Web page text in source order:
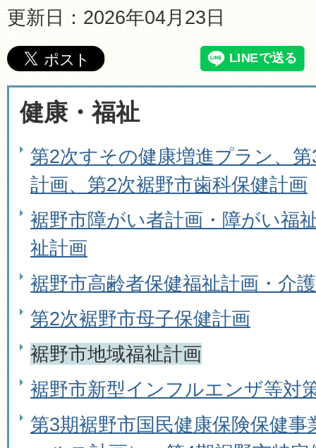
更新日：2026年04月23日
健康・福祉
第2次すその健康増進プラン、
計画、第2次裾野市歯科保健計画
裾野市障がい者計画・障がい福
祉計画
裾野市高齢者保健福祉計画・介
第2次裾野市母子保健計画
裾野市地域福祉計画
裾野市新型インフルエンザ等対
第3期裾野市国民健康保険保健